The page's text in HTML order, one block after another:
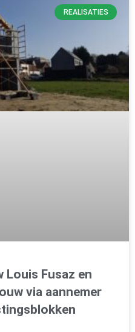
REALISATIES
Louis Fusaz en
via aannemer